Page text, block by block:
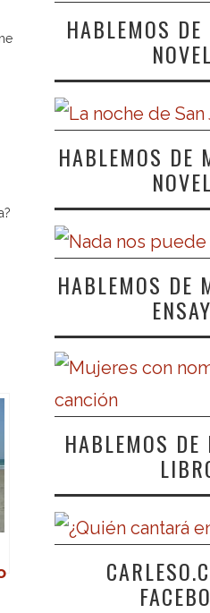
HABLEMOS
HABLEMOS DE
HABLEMOS DE
HABLEMOS